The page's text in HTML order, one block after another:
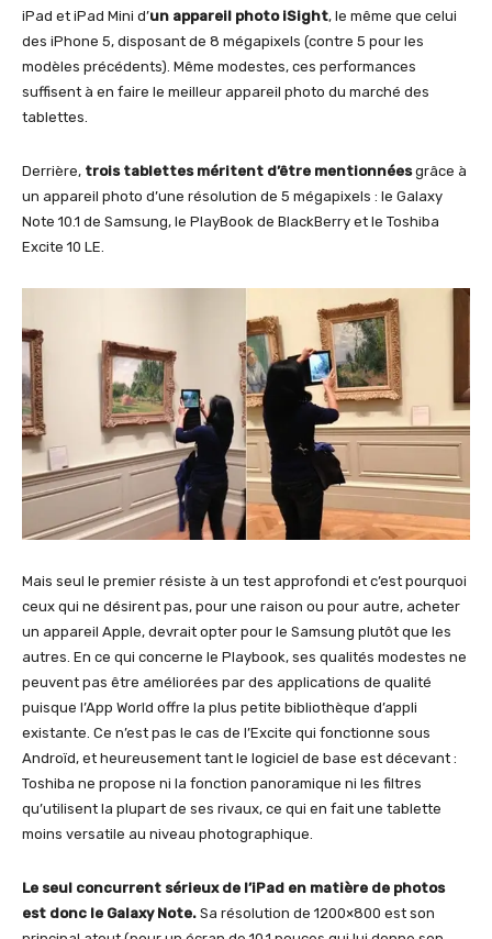
iPad et iPad Mini d’un appareil photo iSight, le même que celui
des iPhone 5, disposant de 8 mégapixels (contre 5 pour les
modèles précédents). Même modestes, ces performances
suffisent à en faire le meilleur appareil photo du marché des
tablettes.
Derrière, trois tablettes méritent d’être mentionnéesgrâce à
un appareil photo d’une résolution de 5 mégapixels : le Galaxy
Note 10.1 de Samsung, le PlayBook de BlackBerry et le Toshiba
Excite 10 LE.
Mais seul le premier résiste à un test approfondi et c’est pourquoi
ceux qui ne désirent pas, pour une raison ou pour autre, acheter
un appareil Apple, devrait opter pour le Samsung plutôt que les
autres. En ce qui concerne le Playbook, ses qualités modestes ne
peuvent pas être améliorées par des applications de qualité
puisque l’App World offre la plus petite bibliothèque d’appli
existante. Ce n’est pas le cas de l’Excite qui fonctionne sous
Androïd, et heureusement tant le logiciel de base est décevant :
Toshiba ne propose ni la fonction panoramique ni les filtres
qu’utilisent la plupart de ses rivaux, ce qui en fait une tablette
moins versatile au niveau photographique.
Le seul concurrent sérieux de l’iPad en matière de photos
est donc le Galaxy Note. Sa résolution de 1200×800 est son